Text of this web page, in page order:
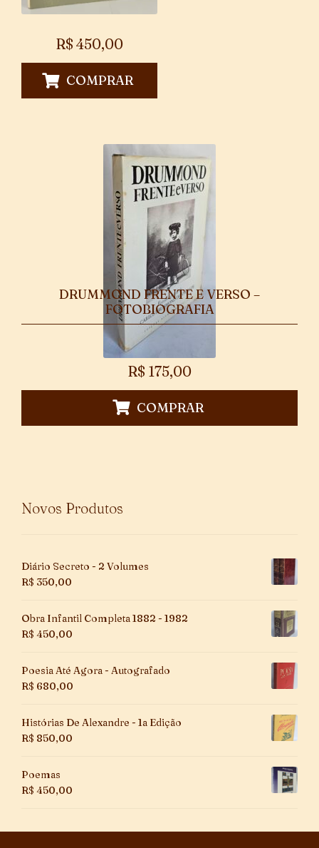
R$ 450,00
COMPRAR
DRUMMOND FRENTE E VERSO –
FOTOBIOGRAFIA
R$ 175,00
COMPRAR
Novos Produtos
Diário Secreto - 2 Volumes
R$ 350,00
Obra Infantil Completa 1882 - 1982
R$ 450,00
Poesia Até Agora - Autografado
R$ 680,00
Histórias De Alexandre - 1a Edição
R$ 850,00
Poemas
R$ 450,00